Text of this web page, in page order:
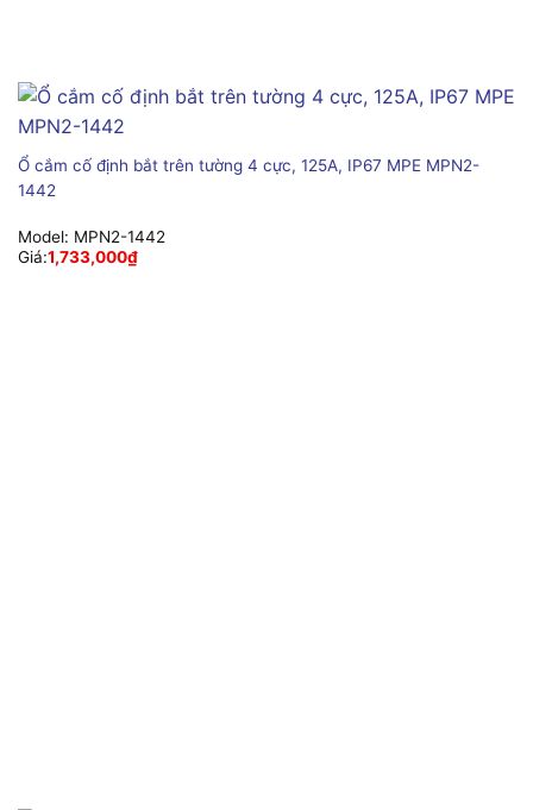
Ổ cắm cố định bắt trên tường 4 cực, 125A, IP67 MPE MPN2-
1442
Model: MPN2-1442
Giá:1,733,000₫